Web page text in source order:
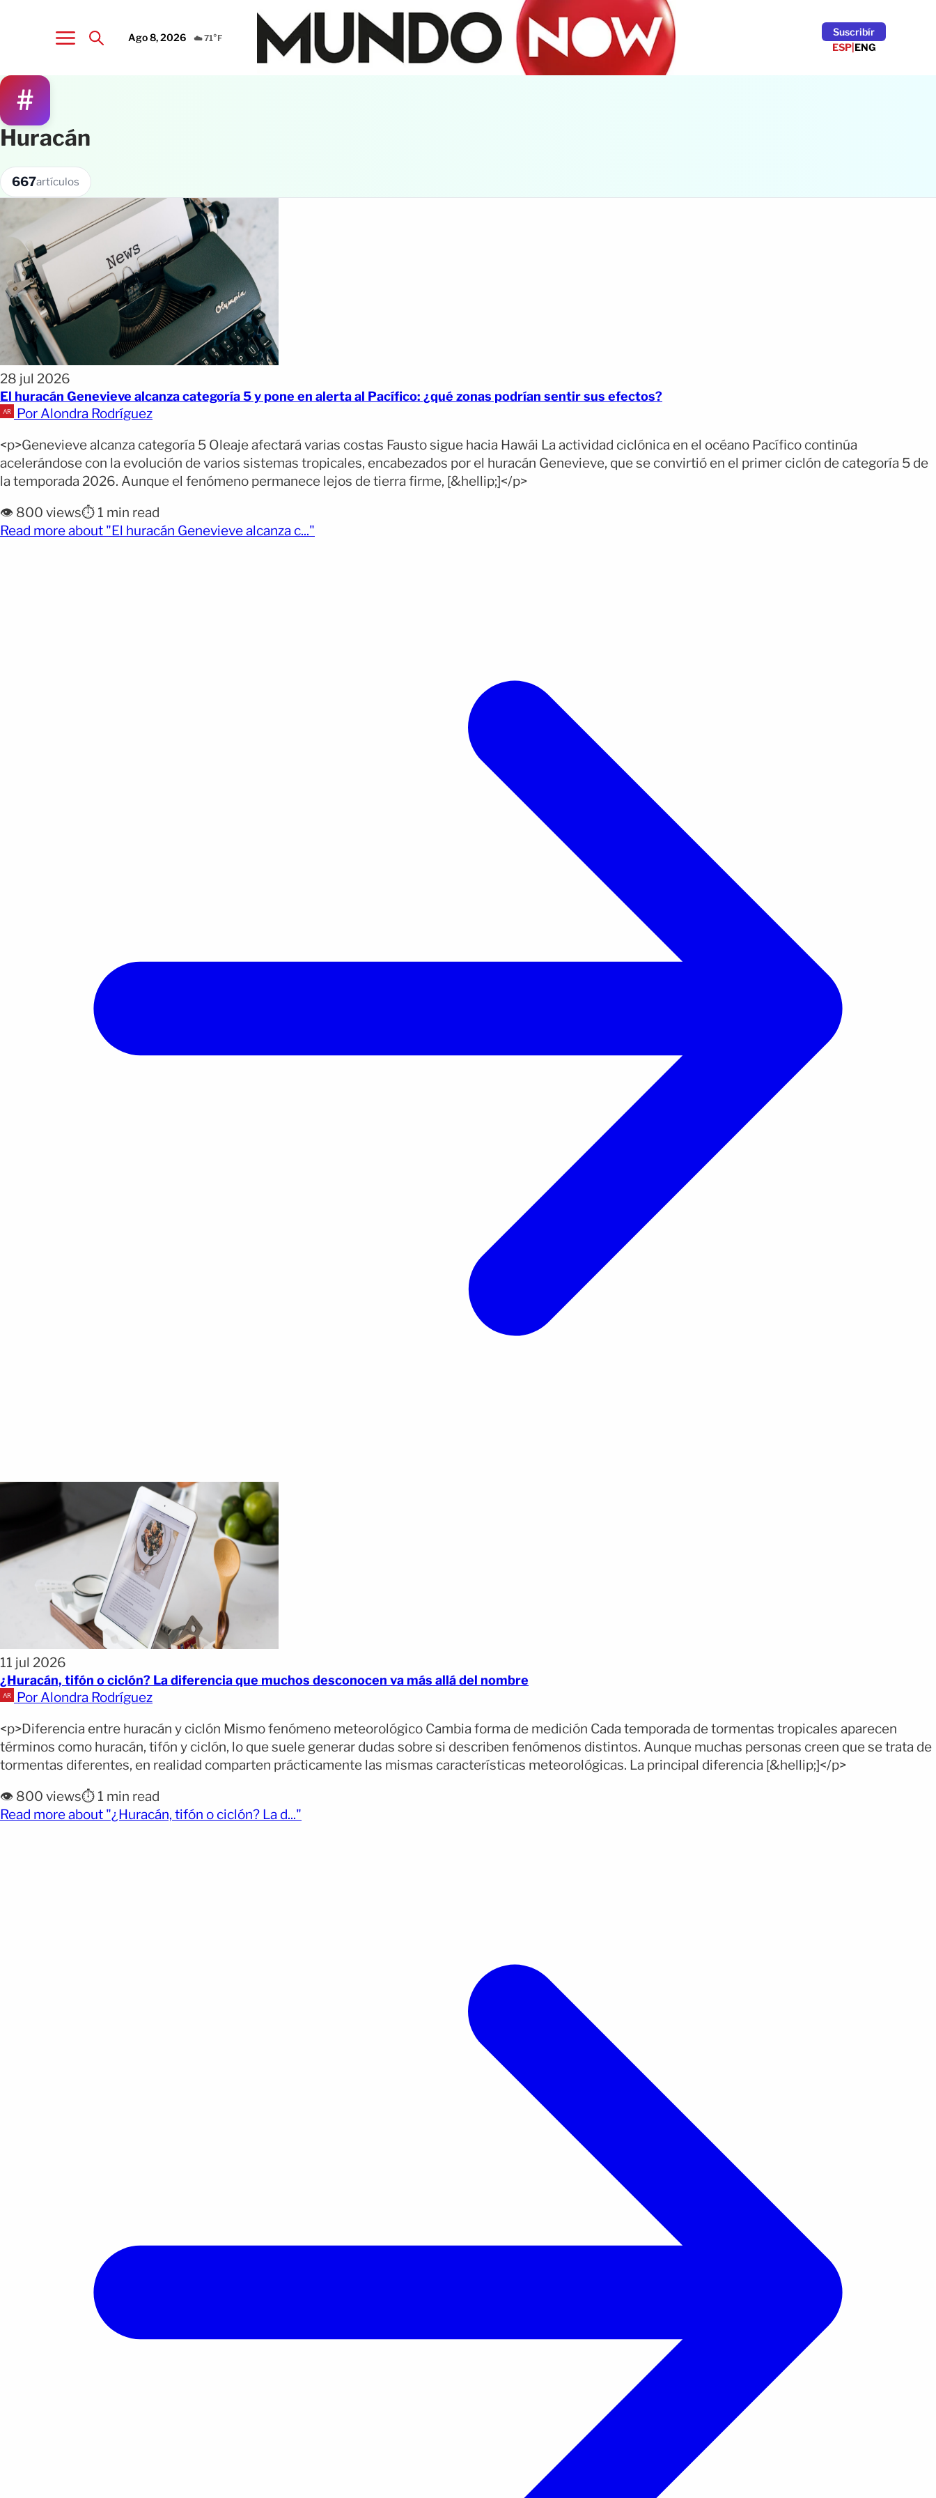
Ago 8, 2026 ☁️ 71°F
Suscribír
ESP|ENG
#
Huracán
667artículos
28 jul 2026
El huracán Genevieve alcanza categoría 5 y pone en alerta al Pacífico: ¿qué zonas podrían sentir sus efectos?
Por Alondra Rodríguez
<p>Genevieve alcanza categoría 5 Oleaje afectará varias costas Fausto sigue hacia Hawái La actividad ciclónica en el océano Pacífico continúa
acelerándose con la evolución de varios sistemas tropicales, encabezados por el huracán Genevieve, que se convirtió en el primer ciclón de categoría 5 de
la temporada 2026. Aunque el fenómeno permanece lejos de tierra firme, [&hellip;]</p>
👁️ 800 views⏱️ 1 min read
Read more about "El huracán Genevieve alcanza c..."
11 jul 2026
¿Huracán, tifón o ciclón? La diferencia que muchos desconocen va más allá del nombre
Por Alondra Rodríguez
<p>Diferencia entre huracán y ciclón Mismo fenómeno meteorológico Cambia forma de medición Cada temporada de tormentas tropicales aparecen
términos como huracán, tifón y ciclón, lo que suele generar dudas sobre si describen fenómenos distintos. Aunque muchas personas creen que se trata de
tormentas diferentes, en realidad comparten prácticamente las mismas características meteorológicas. La principal diferencia [&hellip;]</p>
👁️ 800 views⏱️ 1 min read
Read more about "¿Huracán, tifón o ciclón? La d..."